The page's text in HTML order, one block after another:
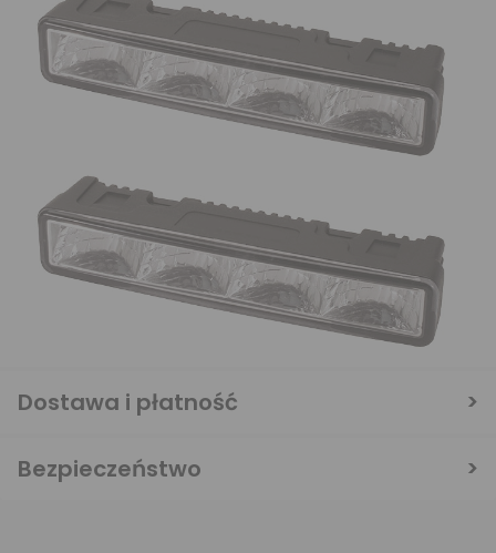
Dostawa i płatność
Bezpieczeństwo